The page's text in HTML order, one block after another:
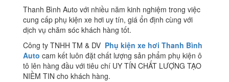
Thanh Bình Auto với nhiều năm kinh nghiệm trong việc
cung cấp phụ kiện xe hơi uy tín, giá ổn định cùng với
dịch vụ chăm sóc khách hàng tốt.
Công ty TNHH TM & DV Phụ kiện xe hơi Thanh Bình
Auto cam kết luôn đặt chất lượng sản phẩm phụ kiện ô
tô lên hàng đầu với tiêu chí UY TÍN CHẤT LƯỢNG TẠO
NIỀM TIN cho khách hàng.